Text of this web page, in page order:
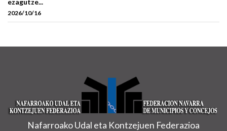
ezagutze...
2026/10/16
Nafarroako Udal eta Kontzejuen Federazioa